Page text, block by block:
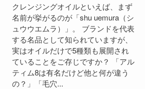
クレンジングオイルといえば、まず
名前が挙がるのが「shu uemura（シ
ュウウエムラ）」。 ブランドを代表
する名品として知られていますが、
実はオイルだけで5種類も展開され
ていることをご存じですか？ 「アル
ティム8は有名だけど他と何が違う
の？」「毛穴...